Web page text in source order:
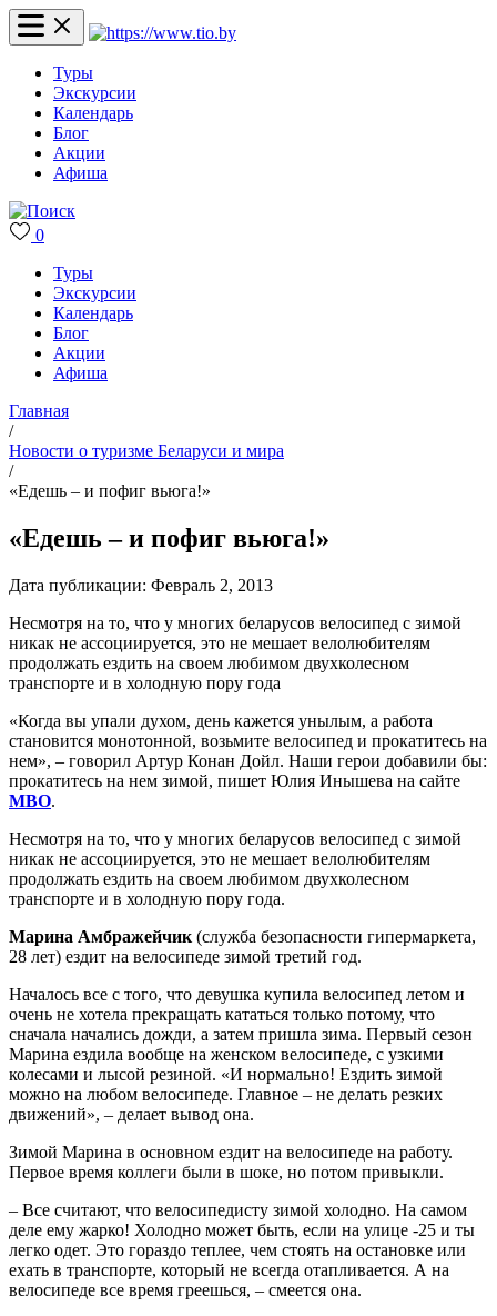
Туры
Экскурсии
Календарь
Блог
Акции
Афиша
0
Туры
Экскурсии
Календарь
Блог
Акции
Афиша
Главная
/
Новости о туризме Беларуси и мира
/
«Едешь – и пофиг вьюга!»
«Едешь – и пофиг вьюга!»
Дата публикации: Февраль 2, 2013
Несмотря на то, что у многих беларусов велосипед с зимой
никак не ассоциируется, это не мешает велолюбителям
продолжать ездить на своем любимом двухколесном
транспорте и в холодную пору года
«Когда вы упали духом, день кажется унылым, а работа
становится монотонной, возьмите велосипед и прокатитесь на
нем», – говорил Артур Конан Дойл. Наши герои добавили бы:
прокатитесь на нем зимой, пишет Юлия Инышева на сайте
МВО.
Несмотря на то, что у многих беларусов велосипед с зимой
никак не ассоциируется, это не мешает велолюбителям
продолжать ездить на своем любимом двухколесном
транспорте и в холодную пору года.
Марина Амбражейчик (служба безопасности гипермаркета,
28 лет) ездит на велосипеде зимой третий год.
Началось все с того, что девушка купила велосипед летом и
очень не хотела прекращать кататься только потому, что
сначала начались дожди, а затем пришла зима. Первый сезон
Марина ездила вообще на женском велосипеде, с узкими
колесами и лысой резиной. «И нормально! Ездить зимой
можно на любом велосипеде. Главное – не делать резких
движений», – делает вывод она.
Зимой Марина в основном ездит на велосипеде на работу.
Первое время коллеги были в шоке, но потом привыкли.
– Все считают, что велосипедисту зимой холодно. На самом
деле ему жарко! Холодно может быть, если на улице -25 и ты
легко одет. Это гораздо теплее, чем стоять на остановке или
ехать в транспорте, который не всегда отапливается. А на
велосипеде все время греешься, – смеется она.